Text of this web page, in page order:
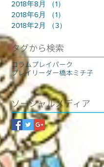
2018年8月
（1）
2018年6月
（1）
2018年2月
（3）
タグから検索
コラムプレイパーク
プレイリーダー橋本ミチ子
ソーシャルメディア